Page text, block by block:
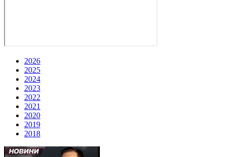
2026
2025
2024
2023
2022
2021
2020
2019
2018